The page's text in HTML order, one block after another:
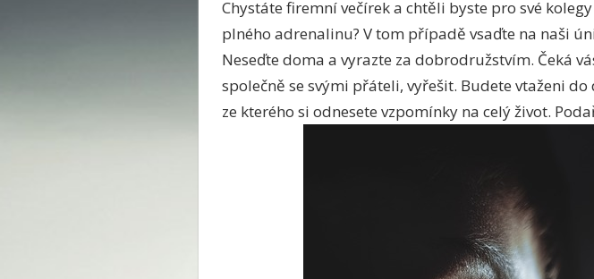
Chystáte firemní večírek a chtěli byste pro své
plného adrenalinu? V tom případě vsaďte na naši
Neseďte doma a vyrazte za dobrodružstvím. Čeká
společně se svými přáteli, vyřešit. Budete vtaženi
ze kterého si odnesete vzpomínky na celý život.